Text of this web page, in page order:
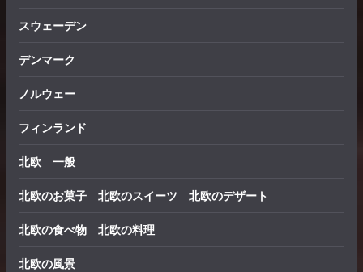
スウェーデン
デンマーク
ノルウェー
フィンランド
北欧 一般
北欧のお菓子 北欧のスイーツ 北欧のデザート
北欧の食べ物 北欧の料理
北欧の風景